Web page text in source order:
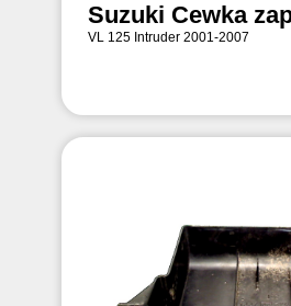
Suzuki Cewka
VL 125 Intruder 2001-2007